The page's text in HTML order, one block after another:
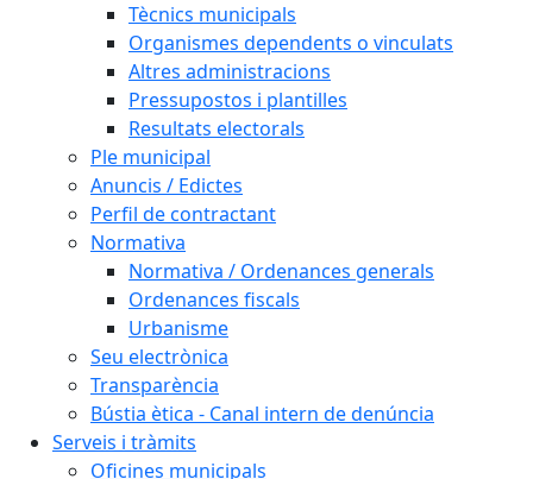
Tècnics municipals
Organismes dependents o vinculats
Altres administracions
Pressupostos i plantilles
Resultats electorals
Ple municipal
Anuncis / Edictes
Perfil de contractant
Normativa
Normativa / Ordenances generals
Ordenances fiscals
Urbanisme
Seu electrònica
Transparència
Bústia ètica - Canal intern de denúncia
Serveis i tràmits
Oficines municipals